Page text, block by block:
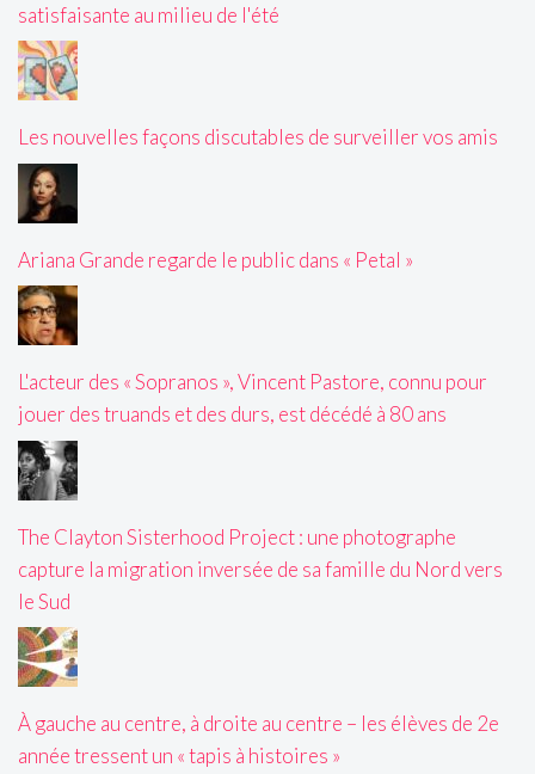
satisfaisante au milieu de l'été
Les nouvelles façons discutables de surveiller vos amis
Ariana Grande regarde le public dans « Petal »
L'acteur des « Sopranos », Vincent Pastore, connu pour
jouer des truands et des durs, est décédé à 80 ans
The Clayton Sisterhood Project : une photographe
capture la migration inversée de sa famille du Nord vers
le Sud
À gauche au centre, à droite au centre – les élèves de 2e
année tressent un « tapis à histoires »